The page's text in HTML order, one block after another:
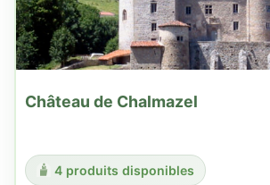
Château de Chalmazel
4 produits disponibles